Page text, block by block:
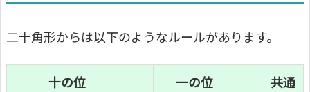
二十角形からは以下のようなルールがあります。
十の位 一の位
共通